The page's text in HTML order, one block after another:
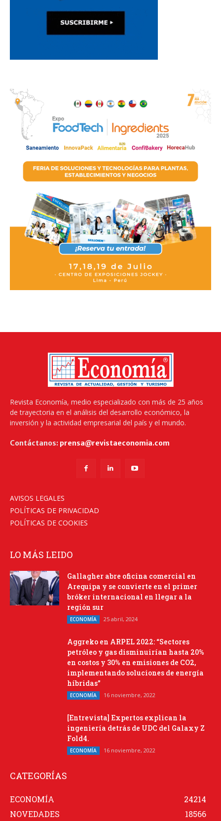
Revista Economía, medio especializado con más de 25 años
de trayectoria en el análisis del desarrollo económico, la
inversión y la actividad empresarial del país y el mundo.
Contáctanos: prensa@revistaeconomia.com
AVISOS LEGALES
POLÍTICAS DE PRIVACIDAD
POLÍTICAS DE COOKIES
LO MÁS LEIDO
Gallagher abre oficina comercial en
Arequipa y se convierte en el primer
bróker internacional en llegar a la
región sur
ECONOMÍA 25 abril, 2024
Aggreko en ARPEL 2022: “Sectores
petróleo y gas disminuirían hasta 20%
en costos y 30% en emisiones de CO2,
implementando soluciones de energía
híbridas”
ECONOMÍA 16 noviembre, 2022
[Entrevista] Expertos explican la
ingeniería detrás de UDC del Galaxy Z
Fold4.
ECONOMÍA 16 noviembre, 2022
CATEGORÍAS
ECONOMÍA
24214
NOVEDADES
18566